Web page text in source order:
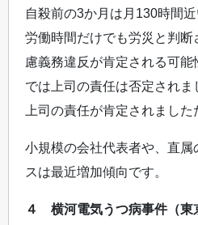
自殺前の3か月は月130時間
労働時間だけでも労災と判
慮義務違反が肯定される可
では上司の責任は否定され
上司の責任が肯定されました
小規模の会社代表者や、直
スは最近増加傾向です。
４ 横河電気うつ病事件（東